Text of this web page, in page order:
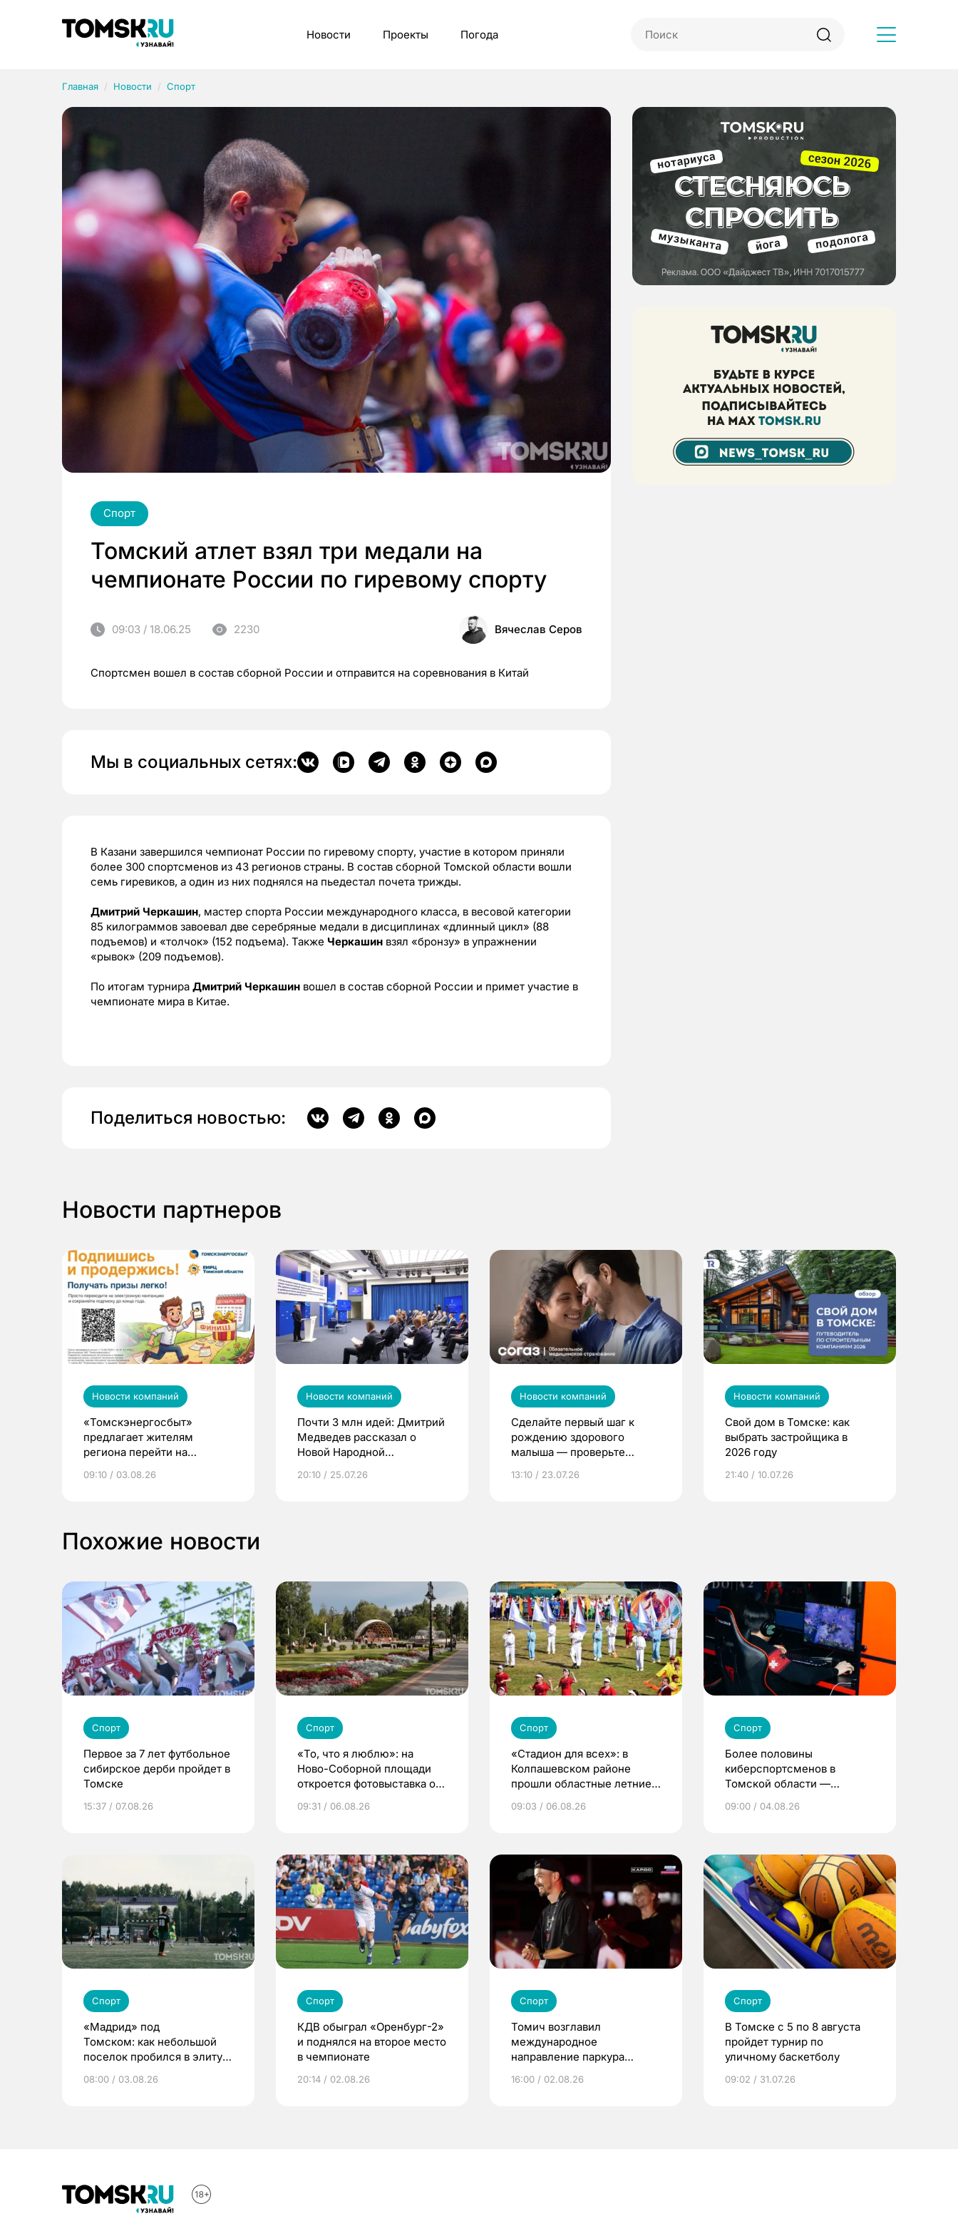
Новости Проекты Погода
Главная Новости Спорт
Спорт
Томский атлет взял три медали на
чемпионате России по гиревому спорту
09:03 / 18.06.25 2230 Вячеслав Серов
Спортсмен вошел в состав сборной России и отправится на соревнования в Китай
Мы в социальных сетях:
В Казани завершился чемпионат России по гиревому спорту, участие в котором приняли
более 300 спортсменов из 43 регионов страны. В состав сборной Томской области вошли
семь гиревиков, а один из них поднялся на пьедестал почета трижды.
Дмитрий Черкашин, мастер спорта России международного класса, в весовой категории
85 килограммов завоевал две серебряные медали в дисциплинах «длинный цикл» (88
подъемов) и «толчок» (152 подъема). Также Черкашин взял «бронзу» в упражнении
«рывок» (209 подъемов).
По итогам турнира Дмитрий Черкашин вошел в состав сборной России и примет участие в
чемпионате мира в Китае.
Поделиться новостью:
Новости партнеров
Новости компаний
«Томскэнергосбыт»
предлагает жителям
региона перейти на
выиграть призы
09:10 / 03.08.26
Новости компаний
Почти 3 млн идей: Дмитрий
Медведев рассказал о
Новой Народной
20:10 / 25.07.26
Новости компаний
Сделайте первый шаг к
рождению здорового
малыша — проверьте
по ОМС!
13:10 / 23.07.26
Новости компаний
Свой дом в Томске: как
выбрать застройщика в
2026 году
21:40 / 10.07.26
Похожие новости
Спорт
Первое за 7 лет футбольное
сибирское дерби пройдет в
Томске
15:37 / 07.08.26
Спорт
«То, что я люблю»: на
Ново-Соборной площади
откроется фотовыставка о
09:31 / 06.08.26
Спорт
«Стадион для всех»: в
Колпашевском районе
прошли областные летние
09:03 / 06.08.26
Спорт
Более половины
киберспортсменов в
Томской области —
09:00 / 04.08.26
Спорт
«Мадрид» под
Томском: как небольшой
поселок пробился в элиту
08:00 / 03.08.26
Спорт
КДВ обыграл «Оренбург-2»
и поднялся на второе место
в чемпионате
20:14 / 02.08.26
Спорт
Томич возглавил
международное
направление паркура
16:00 / 02.08.26
Спорт
В Томске с 5 по 8 августа
пройдет турнир по
уличному баскетболу
09:02 / 31.07.26
Рубрики